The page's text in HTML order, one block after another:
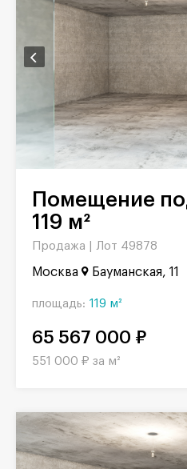
Помещение под сувениры,
119 м²
Продажа | Лот 49878
Москва Бауманская, 11
площадь: 119 м²
65 567 000 ₽
551 000 ₽ за м²